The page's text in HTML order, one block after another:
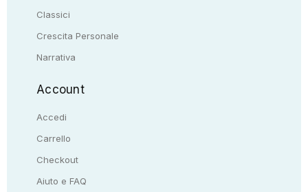
Classici
Crescita Personale
Narrativa
Account
Accedi
Carrello
Checkout
Aiuto e FAQ